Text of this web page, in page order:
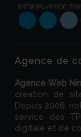
Agence de
Agence Web
création de
Depuis 2006,
service des
digitale et de